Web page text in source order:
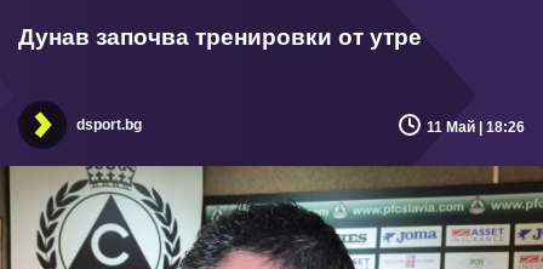
Дунав започва тренировки от утре
dsport.bg 11 Май | 18:26